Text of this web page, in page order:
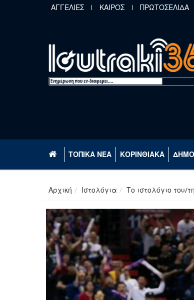
Παράκαμψη προς το κυρίως περιεχόμενο
ΑΓΓΕΛΙΕΣ ΚΑΙΡΟΣ ΠΡΩΤΟΣΕΛΙΔΑ
ΤΟΠΙΚΑ ΝΕΑ ΚΟΡΙΝΘΙΑΚΑ
Αρχική Ιστολόγια Το ιστολόγιο του/